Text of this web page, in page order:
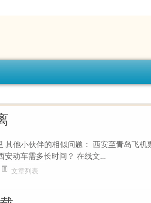
其他小伙伴的相似问题： 西安至青岛飞机
安动车需多长时间？ 在线文...
文章列表